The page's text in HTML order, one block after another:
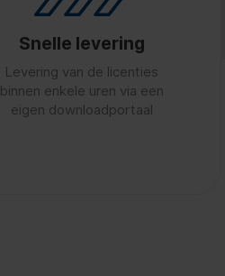
Snelle levering
Levering van de licenties
binnen enkele uren via een
eigen downloadportaal